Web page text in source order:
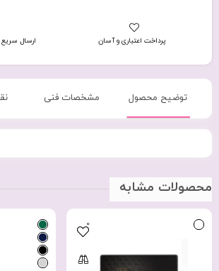
پرداخت اعتباری و آسان ارسال
توضیح محصول مشخصات فنی
محصولات مشابه
0